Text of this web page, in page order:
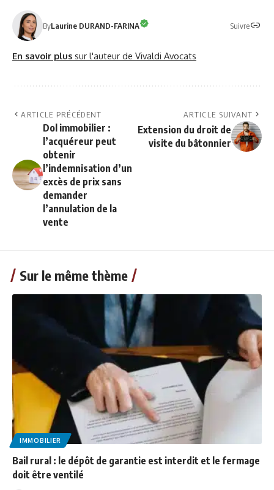
ByLaurine DURAND-FARINA Suivre
En savoir plus sur l'auteur de Vivaldi Avocats
ARTICLE PRÉCÉDENT
Dol immobilier :
l’acquéreur peut
obtenir
l’indemnisation d’un
excès de prix sans
demander
l’annulation de la
vente
ARTICLE SUIVANT
Extension du droit de
visite du bâtonnier
Sur le même thème
IMMOBILIER
Bail rural : le dépôt de garantie est interdit et le fermage
doit être ventilé